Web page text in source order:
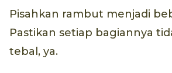
Pisahkan rambut menjadi
Pastikan setiap bagiannya
tebal, ya.